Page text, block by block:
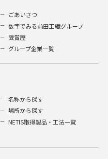
ごあいさつ
数字でみる前田工繊グループ
受賞歴
グループ企業一覧
名称から探す
場所から探す
NETIS取得製品・工法一覧